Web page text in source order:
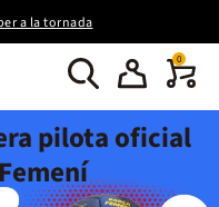
a la tornada
0
pilota oficial